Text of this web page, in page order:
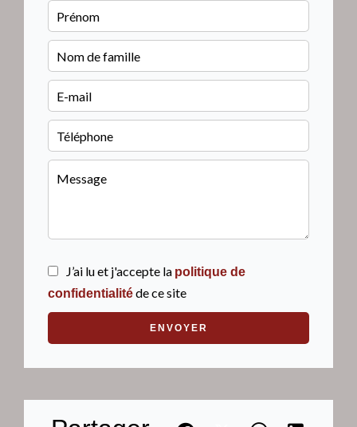
J’ai lu et j'accepte la politique de
confidentialitéde ce site
ENVOYER